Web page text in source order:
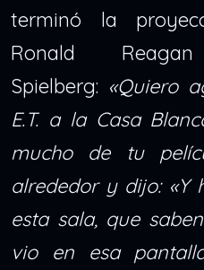
terminó la
Ronald
Spielberg: «Quiero
E.T. a la Casa
mucho de tu
alrededor y dijo: «Y
esta sala, que
vio en esa